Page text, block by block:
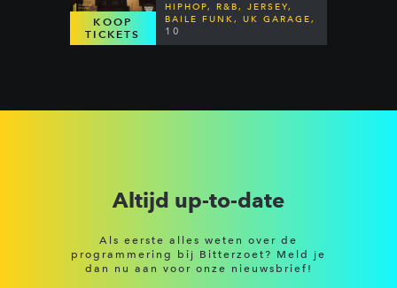
KOOP
TICKETS
HIPHOP, R&B, JERSEY,
BAILE FUNK, UK GARAGE,
DANCEHALL & MORE
10
Altijd up-to-date
Als eerste alles weten over de
programmering bij Bitterzoet? Meld je
dan nu aan voor onze nieuwsbrief!